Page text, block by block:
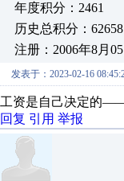
年度积分：2461
历史总积分：62658
注册：2006年8月05
发表于：2023-02-16
工资是自己决定的
回复 引用 举报